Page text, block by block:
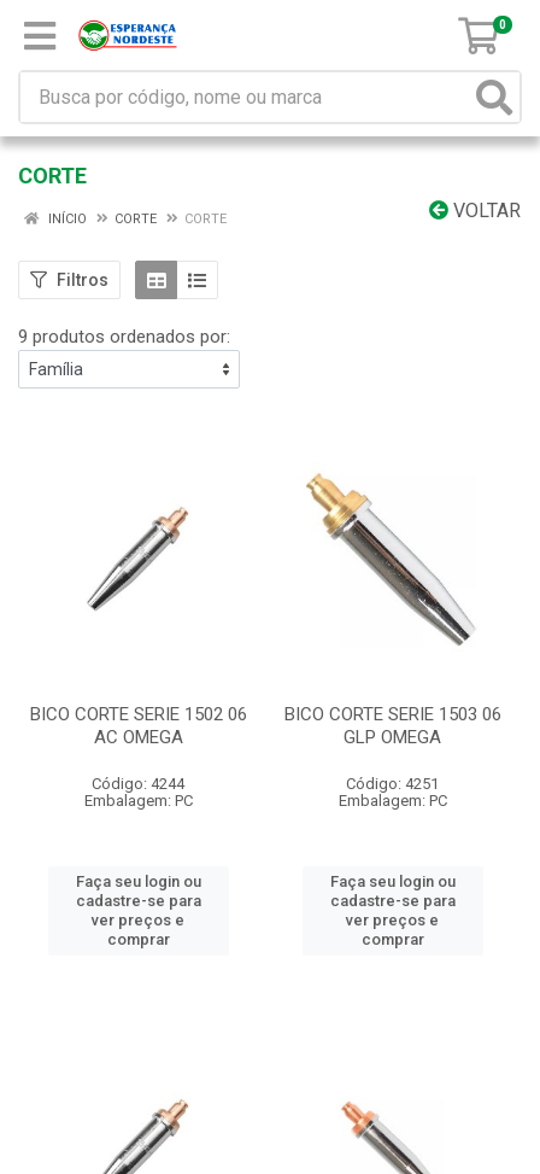
0
CORTE
VOLTAR
INÍCIO CORTE CORTE
Filtros
9 produtos ordenados por:
BICO CORTE SERIE 1502 06
AC OMEGA
Código: 4244
Embalagem: PC
Faça seu login ou
cadastre-se para
ver preços e
comprar
BICO CORTE SERIE 1503 06
GLP OMEGA
Código: 4251
Embalagem: PC
Faça seu login ou
cadastre-se para
ver preços e
comprar